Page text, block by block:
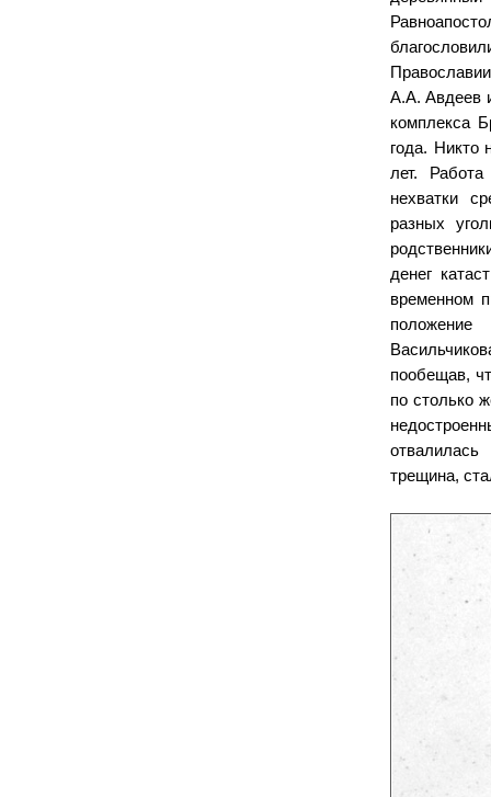
А.А. Авдеев
комплекса
года. Никто
лет.
нехватки
разных
денег
временном
пообещав,
по столько
трещина,